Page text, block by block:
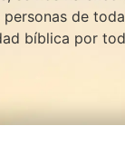
de
bíblica por